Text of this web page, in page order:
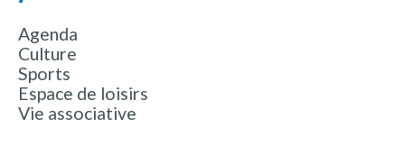
Agenda
Culture
Sports
Espace de loisirs
Vie associative